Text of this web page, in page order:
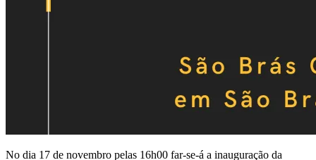
No dia 17 de novembro pelas 16h00 far-se-á a inauguração da